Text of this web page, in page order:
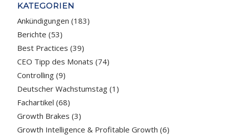
KATEGORIEN
Ankündigungen (183)
Berichte (53)
Best Practices (39)
CEO Tipp des Monats (74)
Controlling(9)
Deutscher Wachstumstag(1)
Fachartikel (68)
Growth Brakes (3)
Growth Intelligence & Profitable Growth (6)